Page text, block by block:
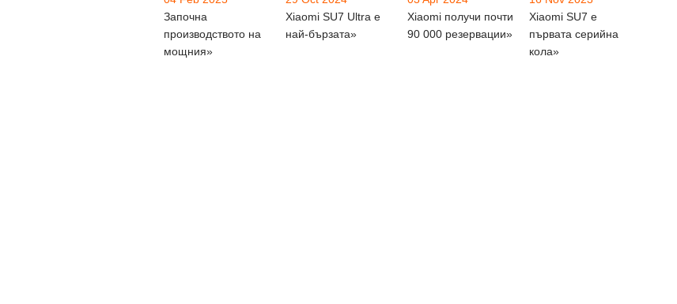
Започна
производството на
мощния»
Xiaomi SU7 Ultra е
най-бързата»
Xiaomi получи почти
90 000 резервации»
Xiaomi SU7 е
първата серийна
кола»